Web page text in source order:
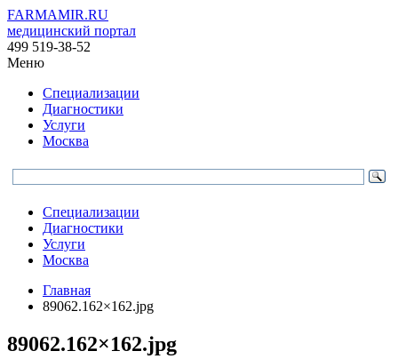
FARMAMIR.RU
медицинский портал
499 519-38-52
Меню
Специализации
Диагностики
Услуги
Москва
Специализации
Диагностики
Услуги
Москва
Главная
89062.162×162.jpg
89062.162×162.jpg